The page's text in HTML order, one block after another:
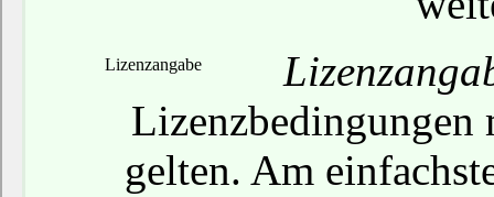
Lizenzangabe
Lizenzbedingungen
gelten. Am